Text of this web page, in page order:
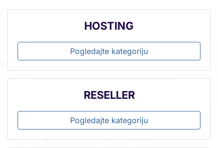
HOSTING
Pogledajte kategoriju
RESELLER
Pogledajte kategoriju